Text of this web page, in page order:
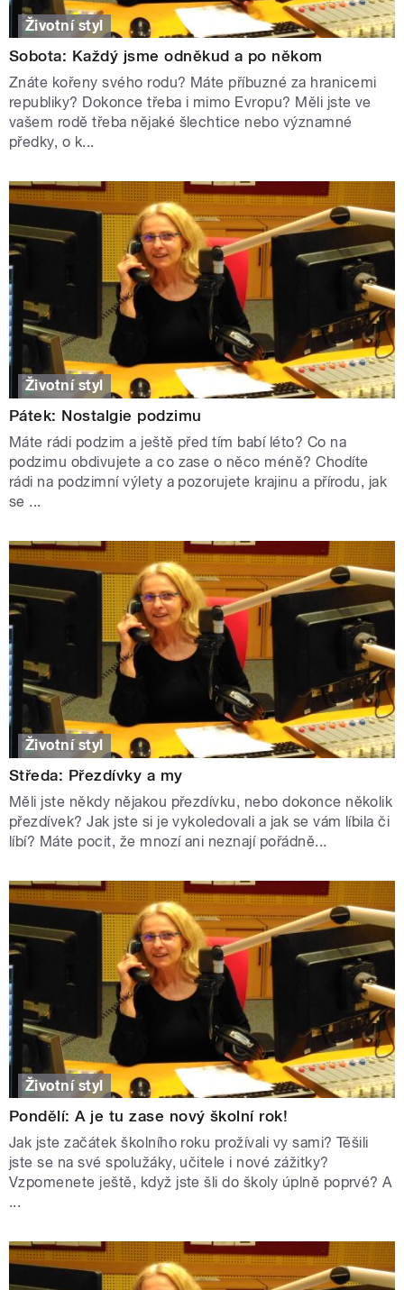
Životní styl
Sobota: Každý jsme odněkud a po někom
Znáte kořeny svého rodu? Máte příbuzné za hranicemi
republiky? Dokonce třeba i mimo Evropu? Měli jste ve
vašem rodě třeba nějaké šlechtice nebo významné
předky, o k...
Životní styl
Pátek: Nostalgie podzimu
Máte rádi podzim a ještě před tím babí léto? Co na
podzimu obdivujete a co zase o něco méně? Chodíte
rádi na podzimní výlety a pozorujete krajinu a přírodu, jak
se ...
Životní styl
Středa: Přezdívky a my
Měli jste někdy nějakou přezdívku, nebo dokonce několik
přezdívek? Jak jste si je vykoledovali a jak se vám líbila či
líbí? Máte pocit, že mnozí ani neznají pořádně...
Životní styl
Pondělí: A je tu zase nový školní rok!
Jak jste začátek školního roku prožívali vy sami? Těšili
jste se na své spolužáky, učitele i nové zážitky?
Vzpomenete ještě, když jste šli do školy úplně poprvé? A
...